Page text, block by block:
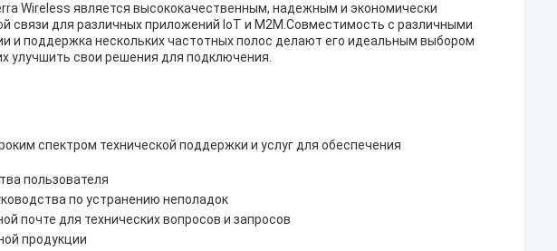
Wireless является высококачественным, надежным и экономически
для различных приложений IoT и M2M.Совместимость с различными
и поддержка нескольких частотных полос делают его идеальным выбором
улучшить свои решения для подключения.
спектром технической поддержки и услуг для обеспечения
пользователя
по устранению неполадок
почте для технических вопросов и запросов
продукции